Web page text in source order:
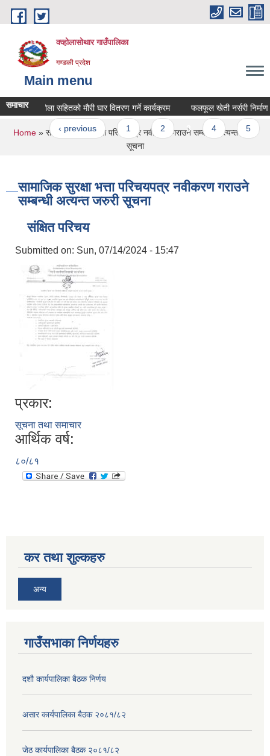
Skip to main content
क्व्होलासोथार गाउँपालिका
गण्डकी प्रदेश
Main menu
समाचारगोला सहितको मौरी घार वितरण गर्ने कार्यक्रम फलफूल खेती नर्सरी निर्माण
first ‹ previous 1 2 3 4 5
You are here
Home» सामाजिक सुरक्षा भत्ता परिचयपत्र नवीकरण गराउने सम्बन्धी अत्यन्त जरुरी
सूचना
सामाजिक सुरक्षा भत्ता परिचयपत्र नवीकरण गराउने
सम्बन्धी अत्यन्त जरुरी सूचना
संक्षित परिचय
Submitted on: Sun, 07/14/2024 - 15:47
प्रकार:
सूचना तथा समाचार
आर्थिक वर्ष:
८०/८१
कर तथा शुल्कहरु
अन्य
गाउँसभाका निर्णयहरु
दशौ कार्यपालिका बैठक निर्णय
असार कार्यपालिका बैठक २०८१/८२
जेठ कार्यपालिका बैठक २०८१/८२